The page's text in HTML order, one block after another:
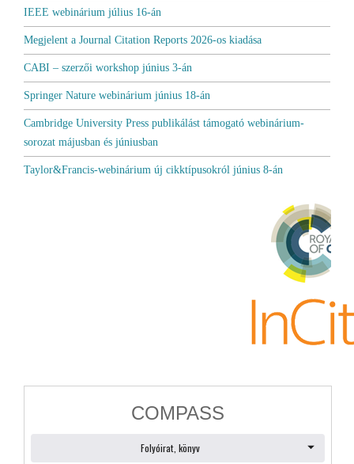
IEEE webinárium július 16-án
Megjelent a Journal Citation Reports 2026-os kiadása
CABI – szerzői workshop június 3-án
Springer Nature webinárium június 18-án
Cambridge University Press publikálást támogató webinárium-
sorozat májusban és júniusban
Taylor&Francis-webinárium új cikktípusokról június 8-án